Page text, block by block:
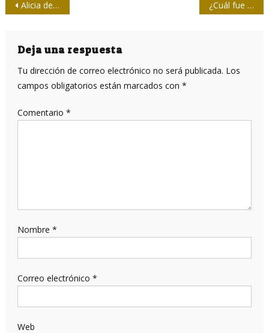
Navegación
entradas
Alicia del ensueño y las batallas ¿Cuál fue el destino de quien intentó asesinar a Martí?
Deja una respuesta
Tu dirección de correo electrónico no será publicada. Los
campos obligatorios están marcados con *
Comentario *
Nombre *
Correo electrónico *
Web